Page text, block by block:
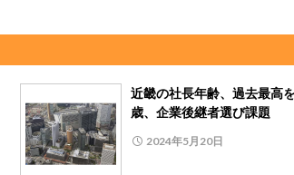
近畿の社長年齢、過去最高
歳、企業後継者選び課題
2024年5月20日